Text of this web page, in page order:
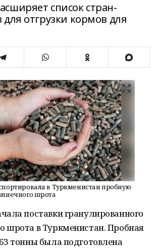
список стран-
для отгрузки кормов для
в Туркменистан пробную
шрота
поставки гранулированного
шрота в Туркменистан. Пробная
тонны была подготовлена